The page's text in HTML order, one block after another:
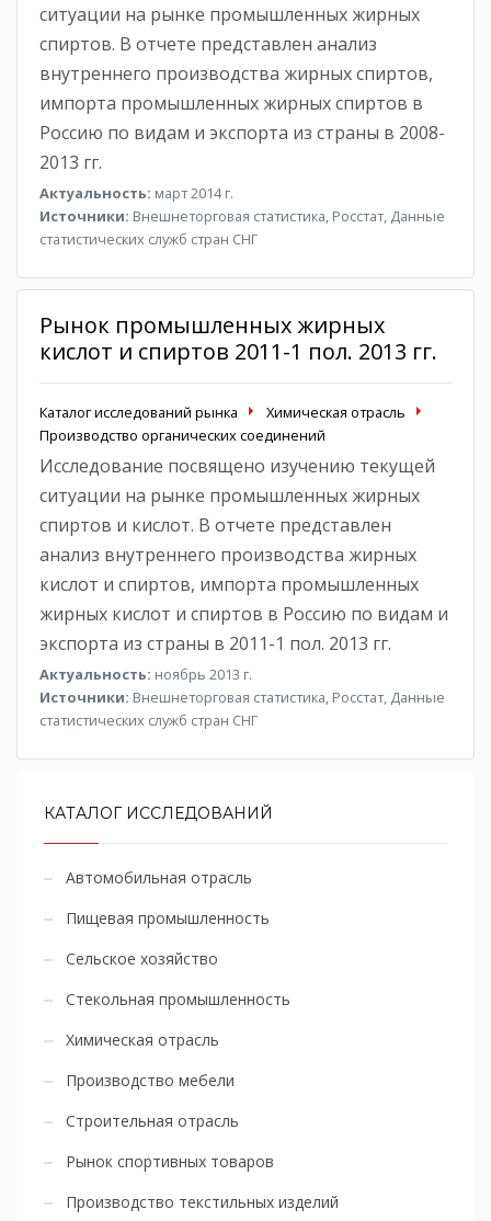
ситуации на рынке промышленных жирных
спиртов. В отчете представлен анализ
внутреннего производства жирных спиртов,
импорта промышленных жирных спиртов в
Россию по видам и экспорта из страны в 2008-
2013 гг.
Актуальность: март 2014 г.
Источники: Внешнеторговая статистика, Росстат, Данные
статистических служб стран СНГ
Рынок промышленных жирных
кислот и спиртов 2011-1 пол. 2013 гг.
Каталог исследований рынка
Химическая отрасль
Производство органических соединений
Исследование посвящено изучению текущей
ситуации на рынке промышленных жирных
спиртов и кислот. В отчете представлен
анализ внутреннего производства жирных
кислот и спиртов, импорта промышленных
жирных кислот и спиртов в Россию по видам и
экспорта из страны в 2011-1 пол. 2013 гг.
Актуальность: ноябрь 2013 г.
Источники: Внешнеторговая статистика, Росстат, Данные
статистических служб стран СНГ
КАТАЛОГ ИССЛЕДОВАНИЙ
Автомобильная отрасль
Пищевая промышленность
Сельское хозяйство
Стекольная промышленность
Химическая отрасль
Производство мебели
Строительная отрасль
Рынок спортивных товаров
Производство текстильных изделий